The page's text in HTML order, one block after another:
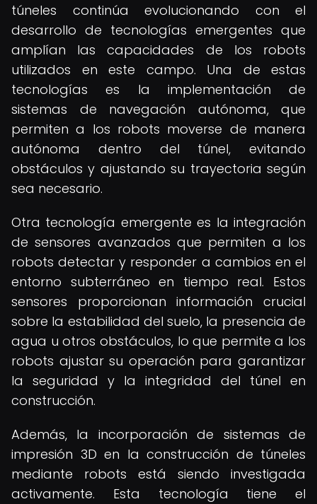
túneles continúa evolucionando con el
desarrollo de tecnologías emergentes que
amplían las capacidades de los robots
utilizados en este campo. Una de estas
tecnologías es la implementación de
sistemas de navegación autónoma, que
permiten a los robots moverse de manera
autónoma dentro del túnel, evitando
obstáculos y ajustando su trayectoria según
sea necesario.
Otra tecnología emergente es la integración
de sensores avanzados que permiten a los
robots detectar y responder a cambios en el
entorno subterráneo en tiempo real. Estos
sensores proporcionan información crucial
sobre la estabilidad del suelo, la presencia de
agua u otros obstáculos, lo que permite a los
robots ajustar su operación para garantizar
la seguridad y la integridad del túnel en
construcción.
Además, la incorporación de sistemas de
impresión 3D en la construcción de túneles
mediante robots está siendo investigada
activamente. Esta tecnología tiene el